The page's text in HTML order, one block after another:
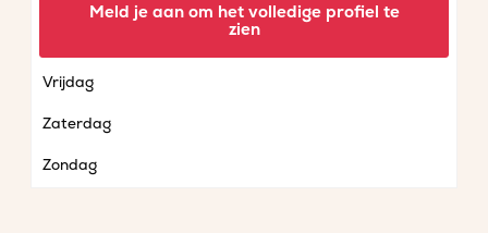
Vrijdag
Zaterdag
Zondag
Meld je aan om het volledige profiel te
zien